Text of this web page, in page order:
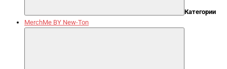
Категории
MerchMe BY New-Ton